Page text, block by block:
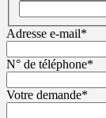
Adresse e-mail*
N° de téléphone*
Votre demande*